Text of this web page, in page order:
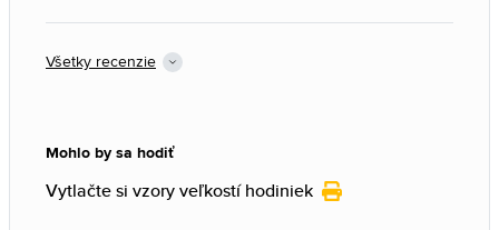
Všetky recenzie
Mohlo by sa hodiť
Vytlačte si vzory veľkostí hodiniek